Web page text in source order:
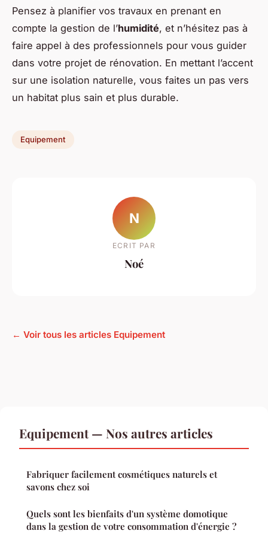
Pensez à planifier vos travaux en prenant en
compte la gestion de l’humidité, et n’hésitez pas à
faire appel à des professionnels pour vous guider
dans votre projet de rénovation. En mettant l’accent
sur une isolation naturelle, vous faites un pas vers
un habitat plus sain et plus durable.
Equipement
N
ECRIT PAR
Noé
← Voir tous les articles Equipement
Equipement — Nos autres articles
Fabriquer facilement cosmétiques naturels et
savons chez soi
Quels sont les bienfaits d'un système domotique
dans la gestion de votre consommation d'énergie ?